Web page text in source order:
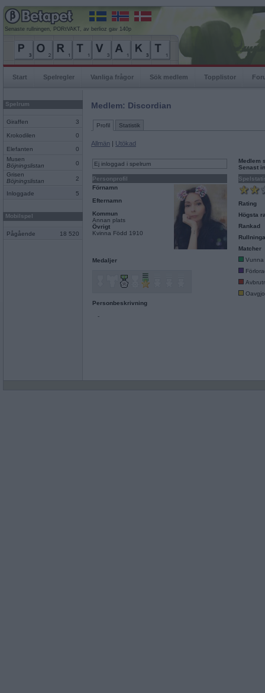
Senaste rullningen, PORtVAKT, av berlioz gav 140p
Start Spelregler Vanliga frågor Sök medlem Topplistor
Spelrum
Giraffen 3
Krokodilen 0
Elefanten
0
Musen
Böjningslistan
0
Grisen
Böjningslistan
2
Inloggade 5
Mobilspel
Pågående 18 520
Medlem: Discordian
Profil Statistik
Allmän | Utökad
Ej inloggad i spelrum
Personprofil
Förnamn
Efternamn
Kommun
Annan plats
Övrigt
Kvinna Född 1910
Medaljer
Personbeskrivning
-
Medlem
Senast
Rating
Högsta
Rankad
Matcher
Vunna